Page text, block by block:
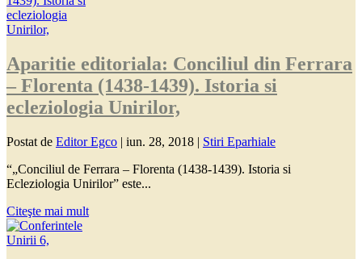
Aparitie editoriala: Conciliul din Ferrara
– Florenta (1438-1439). Istoria si
ecleziologia Unirilor,
Postat de Editor Egco | iun. 28, 2018 | Stiri Eparhiale
“„Conciliul de Ferrara – Florenta (1438-1439). Istoria si
Ecleziologia Unirilor” este...
Citeşte mai mult